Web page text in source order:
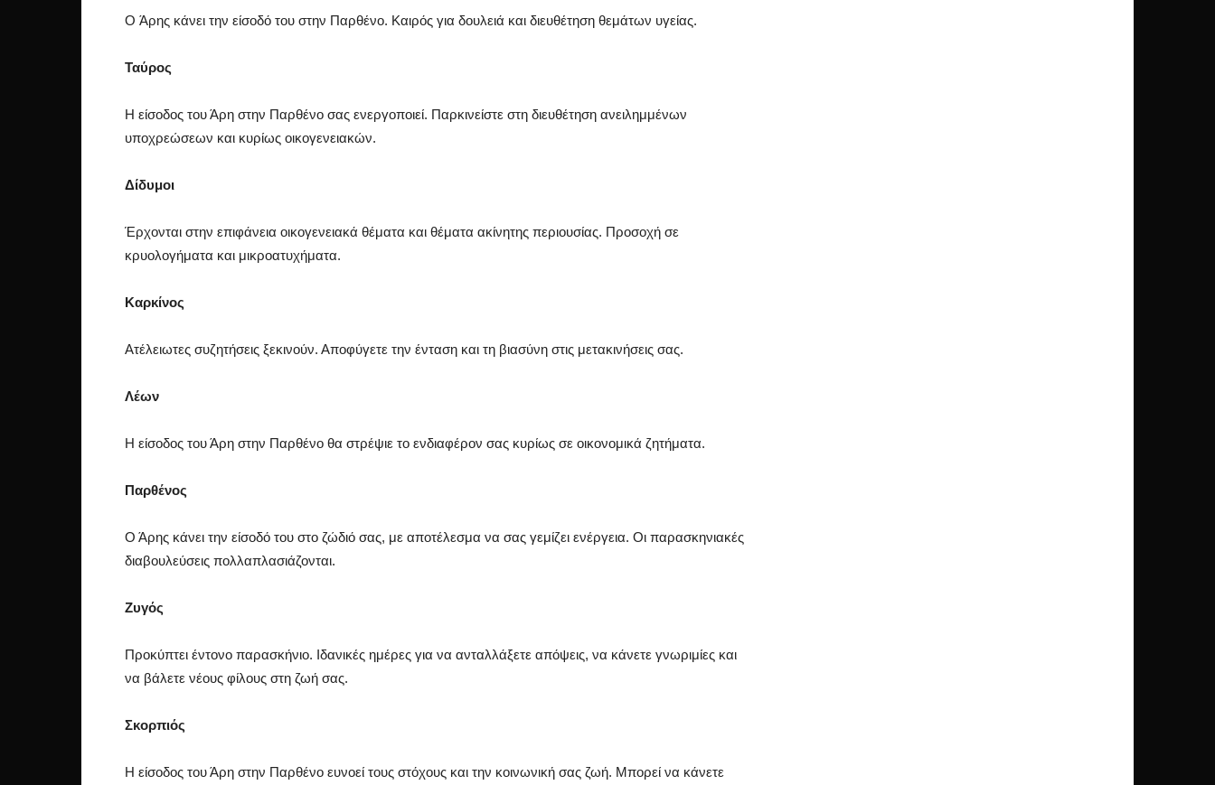
O Άρης κάνει την είσοδό του στην Παρθένο. Καιρός για δουλειά και διευθέτηση θεμάτων υγείας.
Ταύρος
Η είσοδος του Άρη στην Παρθένο σας ενεργοποιεί. Παρκινείστε στη διευθέτηση ανειλημμένων
υποχρεώσεων και κυρίως οικογενειακών.
Δίδυμοι
Έρχονται στην επιφάνεια οικογενειακά θέματα και θέματα ακίνητης περιουσίας. Προσοχή σε
κρυολογήματα και μικροατυχήματα.
Καρκίνος
Ατέλειωτες συζητήσεις ξεκινούν. Αποφύγετε την ένταση και τη βιασύνη στις μετακινήσεις σας.
Λέων
Η είσοδος του Άρη στην Παρθένο θα στρέψιε το ενδιαφέρον σας κυρίως σε οικονομικά ζητήματα.
Παρθένος
Ο Άρης κάνει την είσοδό του στο ζώδιό σας, με αποτέλεσμα να σας γεμίζει ενέργεια. Οι παρασκηνιακές
διαβουλεύσεις πολλαπλασιάζονται.
Ζυγός
Προκύπτει έντονο παρασκήνιο. Ιδανικές ημέρες για να ανταλλάξετε απόψεις, να κάνετε γνωριμίες και
να βάλετε νέους φίλους στη ζωή σας.
Σκορπιός
Η είσοδος του Άρη στην Παρθένο ευνοεί τους στόχους και την κοινωνική σας ζωή. Μπορεί να κάνετε